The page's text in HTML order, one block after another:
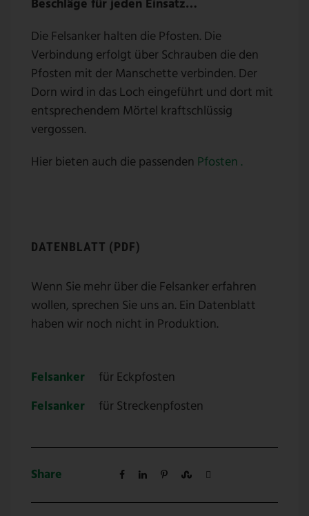
Beschläge für jeden Einsatz…
Die Felsanker halten die Pfosten. Die
Verbindung erfolgt über Schrauben die den
Pfosten mit der Manschette verbinden. Der
Dorn wird in das Loch eingeführt und dort mit
entsprechendem Mörtel kraftschlüssig
vergossen.
Hier bieten auch die passenden Pfosten .
DATENBLATT (PDF)
Wenn Sie mehr über die Felsanker erfahren
wollen, sprechen Sie uns an. Ein Datenblatt
haben wir noch nicht in Produktion.
Felsanker
für Eckpfosten
Felsanker
für Streckenpfosten
Share